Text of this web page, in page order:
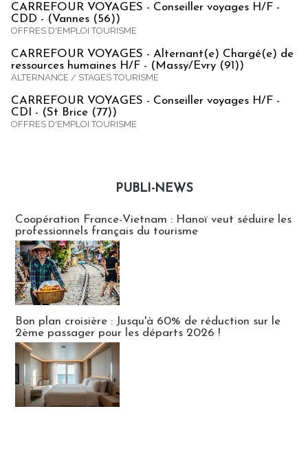
CARREFOUR VOYAGES - Conseiller voyages H/F -
CDD - (Vannes (56))
OFFRES D'EMPLOI TOURISME
CARREFOUR VOYAGES - Alternant(e) Chargé(e) de
ressources humaines H/F - (Massy/Evry (91))
ALTERNANCE / STAGES TOURISME
CARREFOUR VOYAGES - Conseiller voyages H/F -
CDI - (St Brice (77))
OFFRES D'EMPLOI TOURISME
PUBLI-NEWS
Coopération France-Vietnam : Hanoï veut séduire les
professionnels français du tourisme
Bon plan croisière : Jusqu'à 60% de réduction sur le
2ème passager pour les départs 2026 !